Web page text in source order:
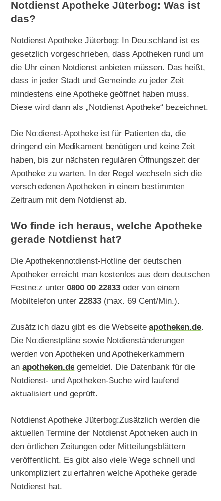
Notdienst Apotheke Jüterbog: Was ist
das?
Notdienst Apotheke Jüterbog: In Deutschland ist es
gesetzlich vorgeschrieben, dass Apotheken rund um
die Uhr einen Notdienst anbieten müssen. Das heißt,
dass in jeder Stadt und Gemeinde zu jeder Zeit
mindestens eine Apotheke geöffnet haben muss.
Diese wird dann als „Notdienst Apotheke“ bezeichnet.
Die Notdienst-Apotheke ist für Patienten da, die
dringend ein Medikament benötigen und keine Zeit
haben, bis zur nächsten regulären Öffnungszeit der
Apotheke zu warten. In der Regel wechseln sich die
verschiedenen Apotheken in einem bestimmten
Zeitraum mit dem Notdienst ab.
Wo finde ich heraus, welche Apotheke
gerade Notdienst hat?
Die Apothekennotdienst-Hotline der deutschen
Apotheker erreicht man kostenlos aus dem deutschen
Festnetz unter0800 00 22833 oder von einem
Mobiltelefon unter22833 (max. 69 Cent/Min.).
Zusätzlich dazu gibt es die Webseiteapotheken.de.
Die Notdienstpläne sowie Notdienständerungen
werden von Apotheken und Apothekerkammern
anapotheken.de gemeldet. Die Datenbank für die
Notdienst- und Apotheken-Suche wird laufend
aktualisiert und geprüft.
Notdienst Apotheke Jüterbog:Zusätzlich werden die
aktuellen Termine der Notdienst Apotheken auch in
den örtlichen Zeitungen oder Mitteilungsblättern
veröffentlicht. Es gibt also viele Wege schnell und
unkompliziert zu erfahren welche Apotheke gerade
Notdienst hat.